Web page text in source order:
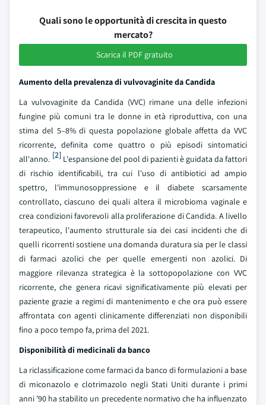
Quali sono le opportunità di crescita in questo
mercato?
Scarica il PDF gratuito
Aumento della prevalenza di vulvovaginite da Candida
La vulvovaginite da Candida (VVC) rimane una delle infezioni
fungine più comuni tra le donne in età riproduttiva, con una
stima del 5–8% di questa popolazione globale affetta da VVC
ricorrente, definita come quattro o più episodi sintomatici
all'anno. [2] L'espansione del pool di pazienti è guidata da fattori
di rischio identificabili, tra cui l'uso di antibiotici ad ampio
spettro, l'immunosoppressione e il diabete scarsamente
controllato, ciascuno dei quali altera il microbioma vaginale e
crea condizioni favorevoli alla proliferazione di Candida. A livello
terapeutico, l'aumento strutturale sia dei casi incidenti che di
quelli ricorrenti sostiene una domanda duratura sia per le classi
di farmaci azolici che per quelle emergenti non azolici. Di
maggiore rilevanza strategica è la sottopopolazione con VVC
ricorrente, che genera ricavi significativamente più elevati per
paziente grazie a regimi di mantenimento e che ora può essere
affrontata con agenti clinicamente differenziati non disponibili
fino a poco tempo fa, prima del 2021.
Disponibilità di medicinali da banco
La riclassificazione come farmaci da banco di formulazioni a base
di miconazolo e clotrimazolo negli Stati Uniti durante i primi
anni '90 ha stabilito un precedente normativo che ha influenzato